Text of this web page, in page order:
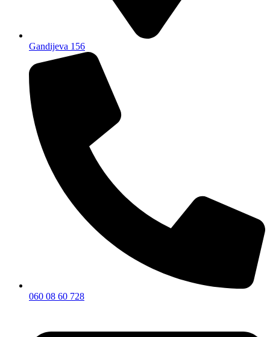
Gandijeva 156
060 08 60 728